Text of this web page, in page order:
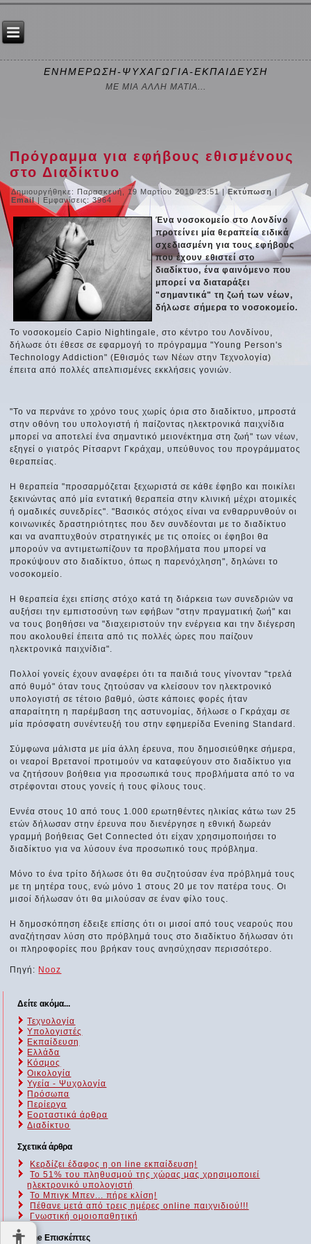
ΕΝΗΜΕΡΩΣΗ-ΨΥΧΑΓΩΓΙΑ-ΕΚΠΑΙΔΕΥΣΗ
ΜΕ ΜΙΑ ΑΛΛΗ ΜΑΤΙΑ...
Πρόγραμμα για εφήβους εθισμένους
στο Διαδίκτυο
Δημιουργήθηκε: Παρασκευή, 19 Μαρτίου 2010 23:51|Εκτύπωση|
Email | Εμφανίσεις: 3964
Ένα νοσοκομείο στο Λονδίνο
προτείνει μία θεραπεία ειδικά
σχεδιασμένη για τους εφήβους
που έχουν εθιστεί στο
διαδίκτυο, ένα φαινόμενο που
μπορεί να διαταράξει
"σημαντικά" τη ζωή των νέων,
δήλωσε σήμερα το νοσοκομείο.
Το νοσοκομείο Capio Nightingale, στο κέντρο του Λονδίνου,
δήλωσε ότι έθεσε σε εφαρμογή το πρόγραμμα "Young Person's
Technology Addiction" (Εθισμός των Νέων στην Τεχνολογία)
έπειτα από πολλές απελπισμένες εκκλήσεις γονιών.
"Το να περνάνε το χρόνο τους χωρίς όρια στο διαδίκτυο, μπροστά
στην οθόνη του υπολογιστή ή παίζοντας ηλεκτρονικά παιχνίδια
μπορεί να αποτελεί ένα σημαντικό μειονέκτημα στη ζωή" των νέων,
εξηγεί ο γιατρός Ρίτσαρντ Γκράχαμ, υπεύθυνος του προγράμματος
θεραπείας.
Η θεραπεία "προσαρμόζεται ξεχωριστά σε κάθε έφηβο και ποικίλει
ξεκινώντας από μία εντατική θεραπεία στην κλινική μέχρι ατομικές
ή ομαδικές συνεδρίες". "Βασικός στόχος είναι να ενθαρρυνθούν οι
κοινωνικές δραστηριότητες που δεν συνδέονται με το διαδίκτυο
και να αναπτυχθούν στρατηγικές με τις οποίες οι έφηβοι θα
μπορούν να αντιμετωπίζουν τα προβλήματα που μπορεί να
προκύψουν στο διαδίκτυο, όπως η παρενόχληση", δηλώνει το
νοσοκομείο.
Η θεραπεία έχει επίσης στόχο κατά τη διάρκεια των συνεδριών να
αυξήσει την εμπιστοσύνη των εφήβων "στην πραγματική ζωή" και
να τους βοηθήσει να "διαχειριστούν την ενέργεια και την διέγερση
που ακολουθεί έπειτα από τις πολλές ώρες που παίζουν
ηλεκτρονικά παιχνίδια".
Πολλοί γονείς έχουν αναφέρει ότι τα παιδιά τους γίνονταν "τρελά
από θυμό" όταν τους ζητούσαν να κλείσουν τον ηλεκτρονικό
υπολογιστή σε τέτοιο βαθμό, ώστε κάποιες φορές ήταν
απαραίτητη η παρέμβαση της αστυνομίας, δήλωσε ο Γκράχαμ σε
μία πρόσφατη συνέντευξή του στην εφημερίδα Evening Standard.
Σύμφωνα μάλιστα με μία άλλη έρευνα, που δημοσιεύθηκε σήμερα,
οι νεαροί Βρετανοί προτιμούν να καταφεύγουν στο διαδίκτυο για
να ζητήσουν βοήθεια για προσωπικά τους προβλήματα από το να
στρέφονται στους γονείς ή τους φίλους τους.
Εννέα στους 10 από τους 1.000 ερωτηθέντες ηλικίας κάτω των 25
ετών δήλωσαν στην έρευνα που διενέργησε η εθνική δωρεάν
γραμμή βοήθειας Get Connected ότι είχαν χρησιμοποιήσει το
διαδίκτυο για να λύσουν ένα προσωπικό τους πρόβλημα.
Μόνο το ένα τρίτο δήλωσε ότι θα συζητούσαν ένα πρόβλημά τους
με τη μητέρα τους, ενώ μόνο 1 στους 20 με τον πατέρα τους. Οι
μισοί δήλωσαν ότι θα μιλούσαν σε έναν φίλο τους.
Η δημοσκόπηση έδειξε επίσης ότι οι μισοί από τους νεαρούς που
αναζήτησαν λύση στο πρόβλημά τους στο διαδίκτυο δήλωσαν ότι
οι πληροφορίες που βρήκαν τους ανησύχησαν περισσότερο.
Πηγή: Nooz
Δείτε ακόμα...
Τεχνολογία
Υπολογιστές
Εκπαίδευση
Ελλάδα
Κόσμος
Οικολογία
Υγεία - Ψυχολογία
Πρόσωπα
Περίεργα
Εορταστικά άρθρα
Διαδίκτυο
Σχετικά άρθρα
Κερδίζει έδαφος η on line εκπαίδευση!
Το 51% του πληθυσμού της χώρας μας χρησιμοποιεί
ηλεκτρονικό υπολογιστή
Το Μπιγκ Μπεν... πήρε κλίση!
Πέθανε μετά από τρεις ημέρες online παιχνιδιού!!!
Γνωστική ομοιοπαθητική
Online Επισκέπτες